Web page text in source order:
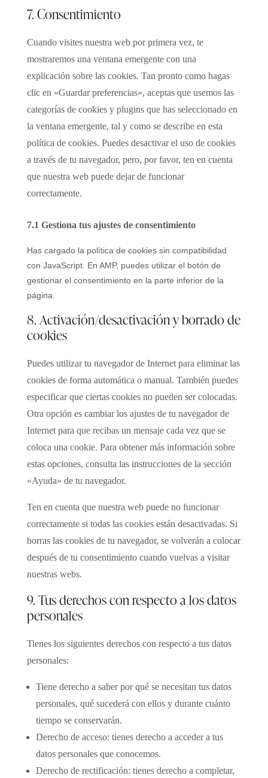
7. Consentimiento
Cuando visites nuestra web por primera vez, te
mostraremos una ventana emergente con una
explicación sobre las cookies. Tan pronto como hagas
clic en «Guardar preferencias», aceptas que usemos las
categorías de cookies y plugins que has seleccionado en
la ventana emergente, tal y como se describe en esta
política de cookies. Puedes desactivar el uso de cookies
a través de tu navegador, pero, por favor, ten en cuenta
que nuestra web puede dejar de funcionar
correctamente.
7.1 Gestiona tus ajustes de consentimiento
Has cargado la política de cookies sin compatibilidad
con JavaScript. En AMP, puedes utilizar el botón de
gestionar el consentimiento en la parte inferior de la
página.
8. Activación/desactivación y borrado de
cookies
Puedes utilizar tu navegador de Internet para eliminar las
cookies de forma automática o manual. También puedes
especificar que ciertas cookies no pueden ser colocadas.
Otra opción es cambiar los ajustes de tu navegador de
Internet para que recibas un mensaje cada vez que se
coloca una cookie. Para obtener más información sobre
estas opciones, consulta las instrucciones de la sección
«Ayuda» de tu navegador.
Ten en cuenta que nuestra web puede no funcionar
correctamente si todas las cookies están desactivadas. Si
borras las cookies de tu navegador, se volverán a colocar
después de tu consentimiento cuando vuelvas a visitar
nuestras webs.
9. Tus derechos con respecto a los datos
personales
Tienes los siguientes derechos con respecto a tus datos
personales:
Tiene derecho a saber por qué se necesitan tus datos
personales, qué sucederá con ellos y durante cuánto
tiempo se conservarán.
Derecho de acceso: tienes derecho a acceder a tus
datos personales que conocemos.
Derecho de rectificación: tienes derecho a completar,